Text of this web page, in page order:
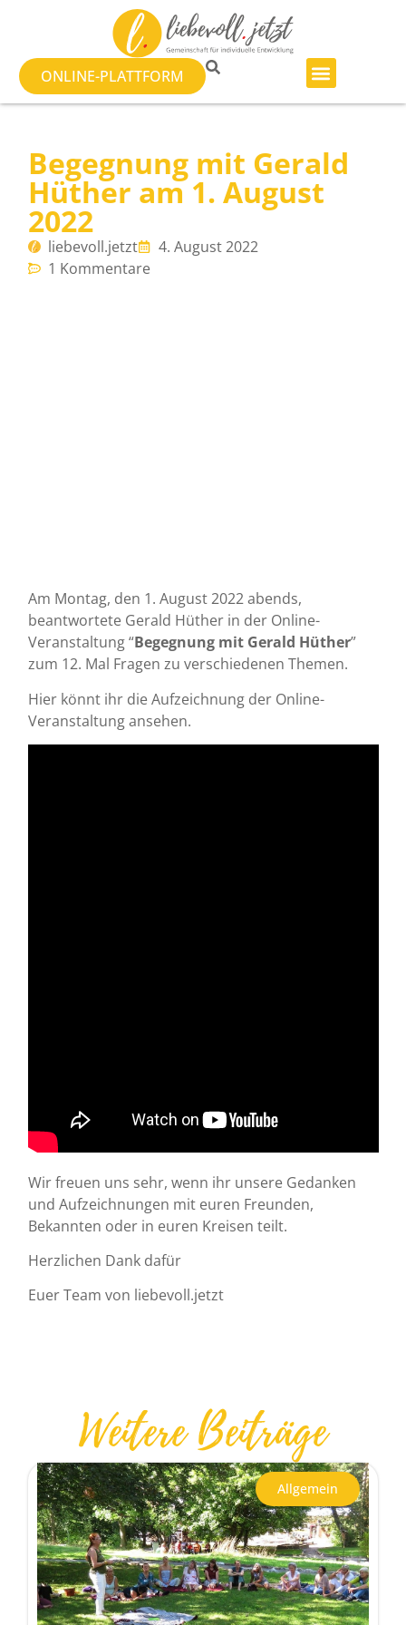
ONLINE-PLATTFORM
Begegnung mit Gerald
Hüther am 1. August
2022
liebevoll.jetzt
4. August 2022
1 Kommentare
Am Montag, den 1. August 2022 abends,
beantwortete Gerald Hüther in der Online-
Veranstaltung “Begegnung mit Gerald Hüther”
zum 12. Mal Fragen zu verschiedenen Themen.
Hier könnt ihr die Aufzeichnung der Online-
Veranstaltung ansehen.
Wir freuen uns sehr, wenn ihr unsere Gedanken
und Aufzeichnungen mit euren Freunden,
Bekannten oder in euren Kreisen teilt.
Herzlichen Dank dafür
Euer Team von liebevoll.jetzt
Weitere Beiträge
Allgemein